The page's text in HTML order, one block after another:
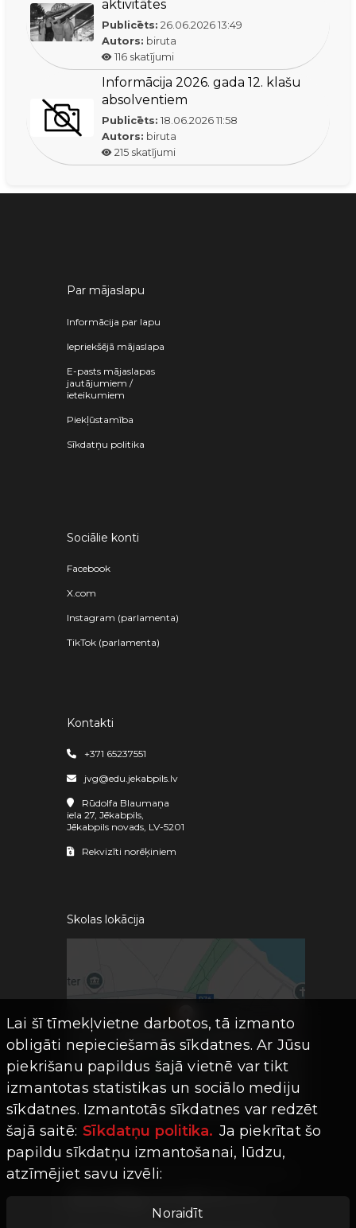
aktivitātes
Publicēts: 26.06.2026 13:49
Autors: biruta
116 skatījumi
Informācija 2026. gada 12. klašu
absolventiem
Publicēts: 18.06.2026 11:58
Autors: biruta
215 skatījumi
Par mājaslapu
Informācija par lapu
Iepriekšējā mājaslapa
E-pasts mājaslapas
jautājumiem /
ieteikumiem
Piekļūstamība
Sīkdatņu politika
Sociālie konti
Facebook
X.com
Instagram (parlamenta)
TikTok (parlamenta)
Kontakti
+371 65237551
jvg@edu.jekabpils.lv
Rūdolfa Blaumaņa
iela 27, Jēkabpils,
Jēkabpils novads, LV-5201
Rekvizīti norēķiniem
Skolas lokācija
Lai šī tīmekļvietne darbotos, tā izmanto
obligāti nepieciešamās sīkdatnes. Ar Jūsu
piekrišanu papildus šajā vietnē var tikt
izmantotas statistikas un sociālo mediju
sīkdatnes. Izmantotās sīkdatnes var redzēt
šajā saitē: Sīkdatņu politika. Ja piekrītat šo
papildu sīkdatņu izmantošanai, lūdzu,
atzīmējiet savu izvēli:
Noraidīt